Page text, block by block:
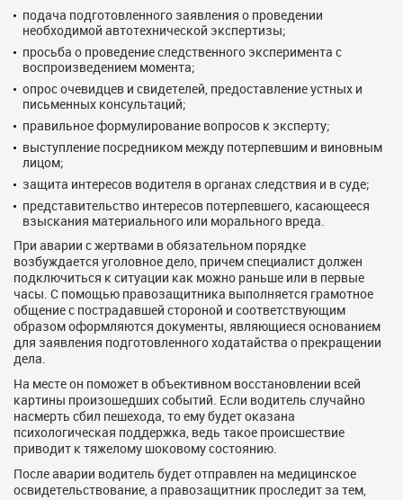
подача подготовленного заявления о проведении
необходимой автотехнической экспертизы;
просьба о проведение следственного эксперимента с
воспроизведением момента;
опрос очевидцев и свидетелей, предоставление устных и
письменных консультаций;
правильное формулирование вопросов к эксперту;
выступление посредником между потерпевшим и виновным
лицом;
защита интересов водителя в органах следствия и в суде;
представительство интересов потерпевшего, касающееся
взыскания материального или морального вреда.
При аварии с жертвами в обязательном порядке
возбуждается уголовное дело, причем специалист должен
подключиться к ситуации как можно раньше или в первые
часы. С помощью правозащитника выполняется грамотное
общение с пострадавшей стороной и соответствующим
образом оформляются документы, являющиеся основанием
для заявления подготовленного ходатайства о прекращении
дела.
На месте он поможет в объективном восстановлении всей
картины произошедших событий. Если водитель случайно
насмерть сбил пешехода, то ему будет оказана
психологическая поддержка, ведь такое происшествие
приводит к тяжелому шоковому состоянию.
После аварии водитель будет отправлен на медицинское
освидетельствование, а правозащитник проследит за тем,